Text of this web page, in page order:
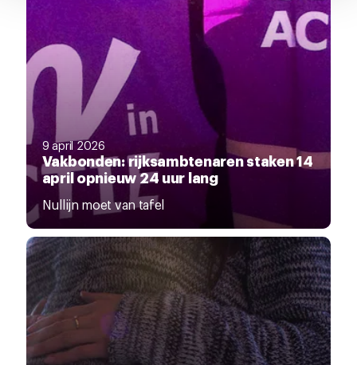
9 april 2026
Vakbonden: rijksambtenaren staken 14
april opnieuw 24 uur lang
Nullijn moet van tafel